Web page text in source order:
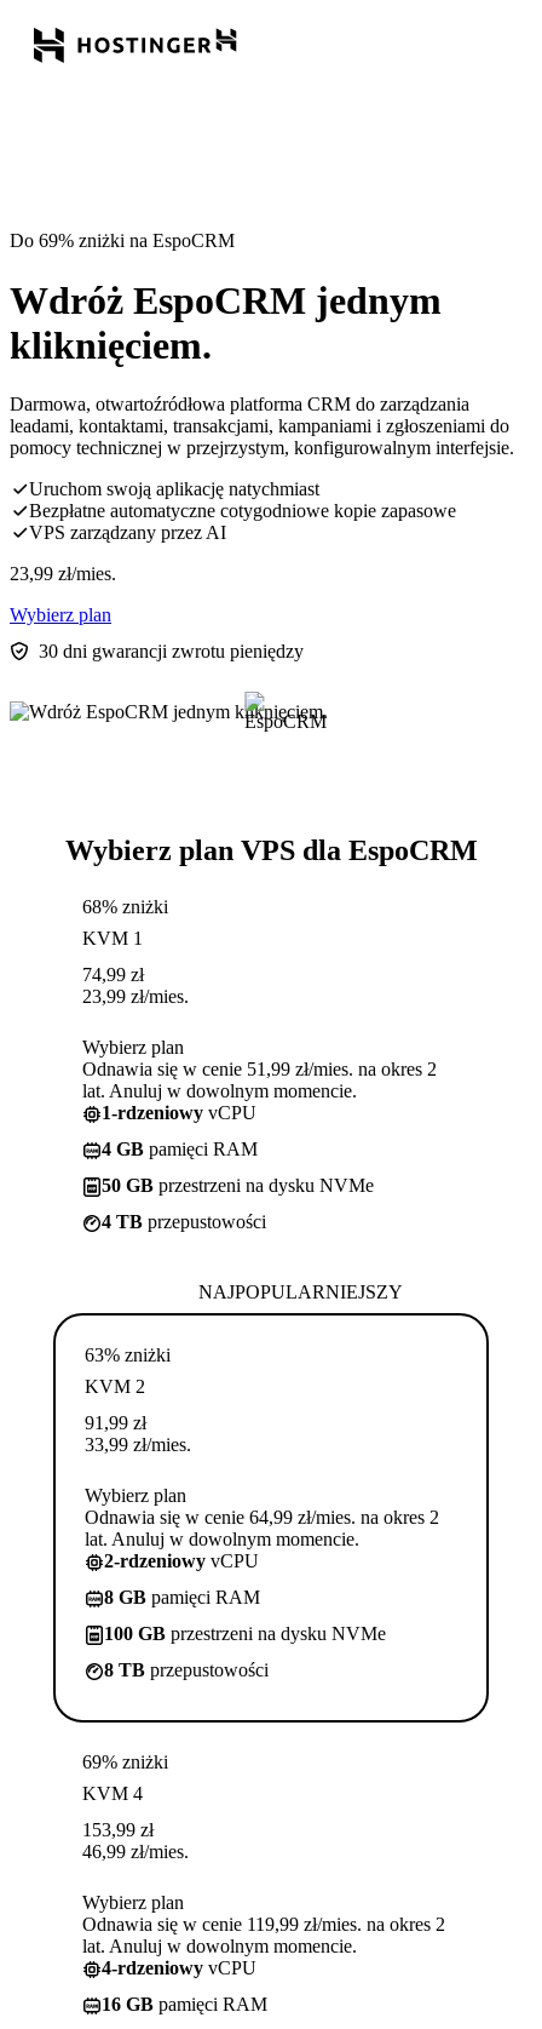
Do 69% zniżki na EspoCRM
Wdróż EspoCRM jednym
kliknięciem.
Darmowa, otwartoźródłowa platforma CRM do zarządzania
leadami, kontaktami, transakcjami, kampaniami i zgłoszeniami do
pomocy technicznej w przejrzystym, konfigurowalnym interfejsie.
Uruchom swoją aplikację natychmiast
Bezpłatne automatyczne cotygodniowe kopie zapasowe
VPS zarządzany przez AI
23,99 zł/mies.
Wybierz plan
30 dni gwarancji zwrotu pieniędzy
Wybierz plan VPS dla EspoCRM
68% zniżki
KVM 1
74,99 zł
23,99 zł/mies.
Wybierz plan
Odnawia się w cenie 51,99 zł/mies. na okres 2
lat. Anuluj w dowolnym momencie.
1-rdzeniowy vCPU
4 GB pamięci RAM
50 GB przestrzeni na dysku NVMe
4 TB przepustowości
NAJPOPULARNIEJSZY
63% zniżki
KVM 2
91,99 zł
33,99 zł/mies.
Wybierz plan
Odnawia się w cenie 64,99 zł/mies. na okres 2
lat. Anuluj w dowolnym momencie.
2-rdzeniowy vCPU
8 GB pamięci RAM
100 GB przestrzeni na dysku NVMe
8 TB przepustowości
69% zniżki
KVM 4
153,99 zł
46,99 zł/mies.
Wybierz plan
Odnawia się w cenie 119,99 zł/mies. na okres 2
lat. Anuluj w dowolnym momencie.
4-rdzeniowy vCPU
16 GB pamięci RAM